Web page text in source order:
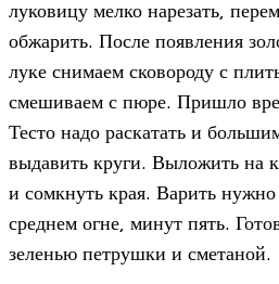
луковицу мелко нарезать,
обжарить. После появления
луке снимаем сковороду с
смешиваем с пюре. Пришло
Тесто надо раскатать и
выдавить круги. Выложить на
и сомкнуть края. Варить
среднем огне, минут пять.
зеленью петрушки и сметаной.